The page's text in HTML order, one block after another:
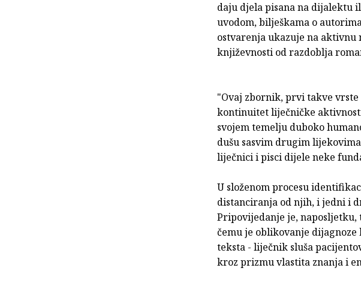
daju djela pisana na dijalektu
uvodom, bilješkama o
ostvarenja uka­zuje na
književnosti od razdoblja
"Ovaj zbornik, prvi takve vrste
kontinuitet liječničke
svojem temelju duboko
dušu sasvim drugim
liječnici i pisci dijele neke
U složenom procesu
distanciranja od njih, i jedni i
Pripovijedanje je,
čemu je oblikovanje
teksta - liječnik sluša
kroz prizmu vlastita zna­nja i